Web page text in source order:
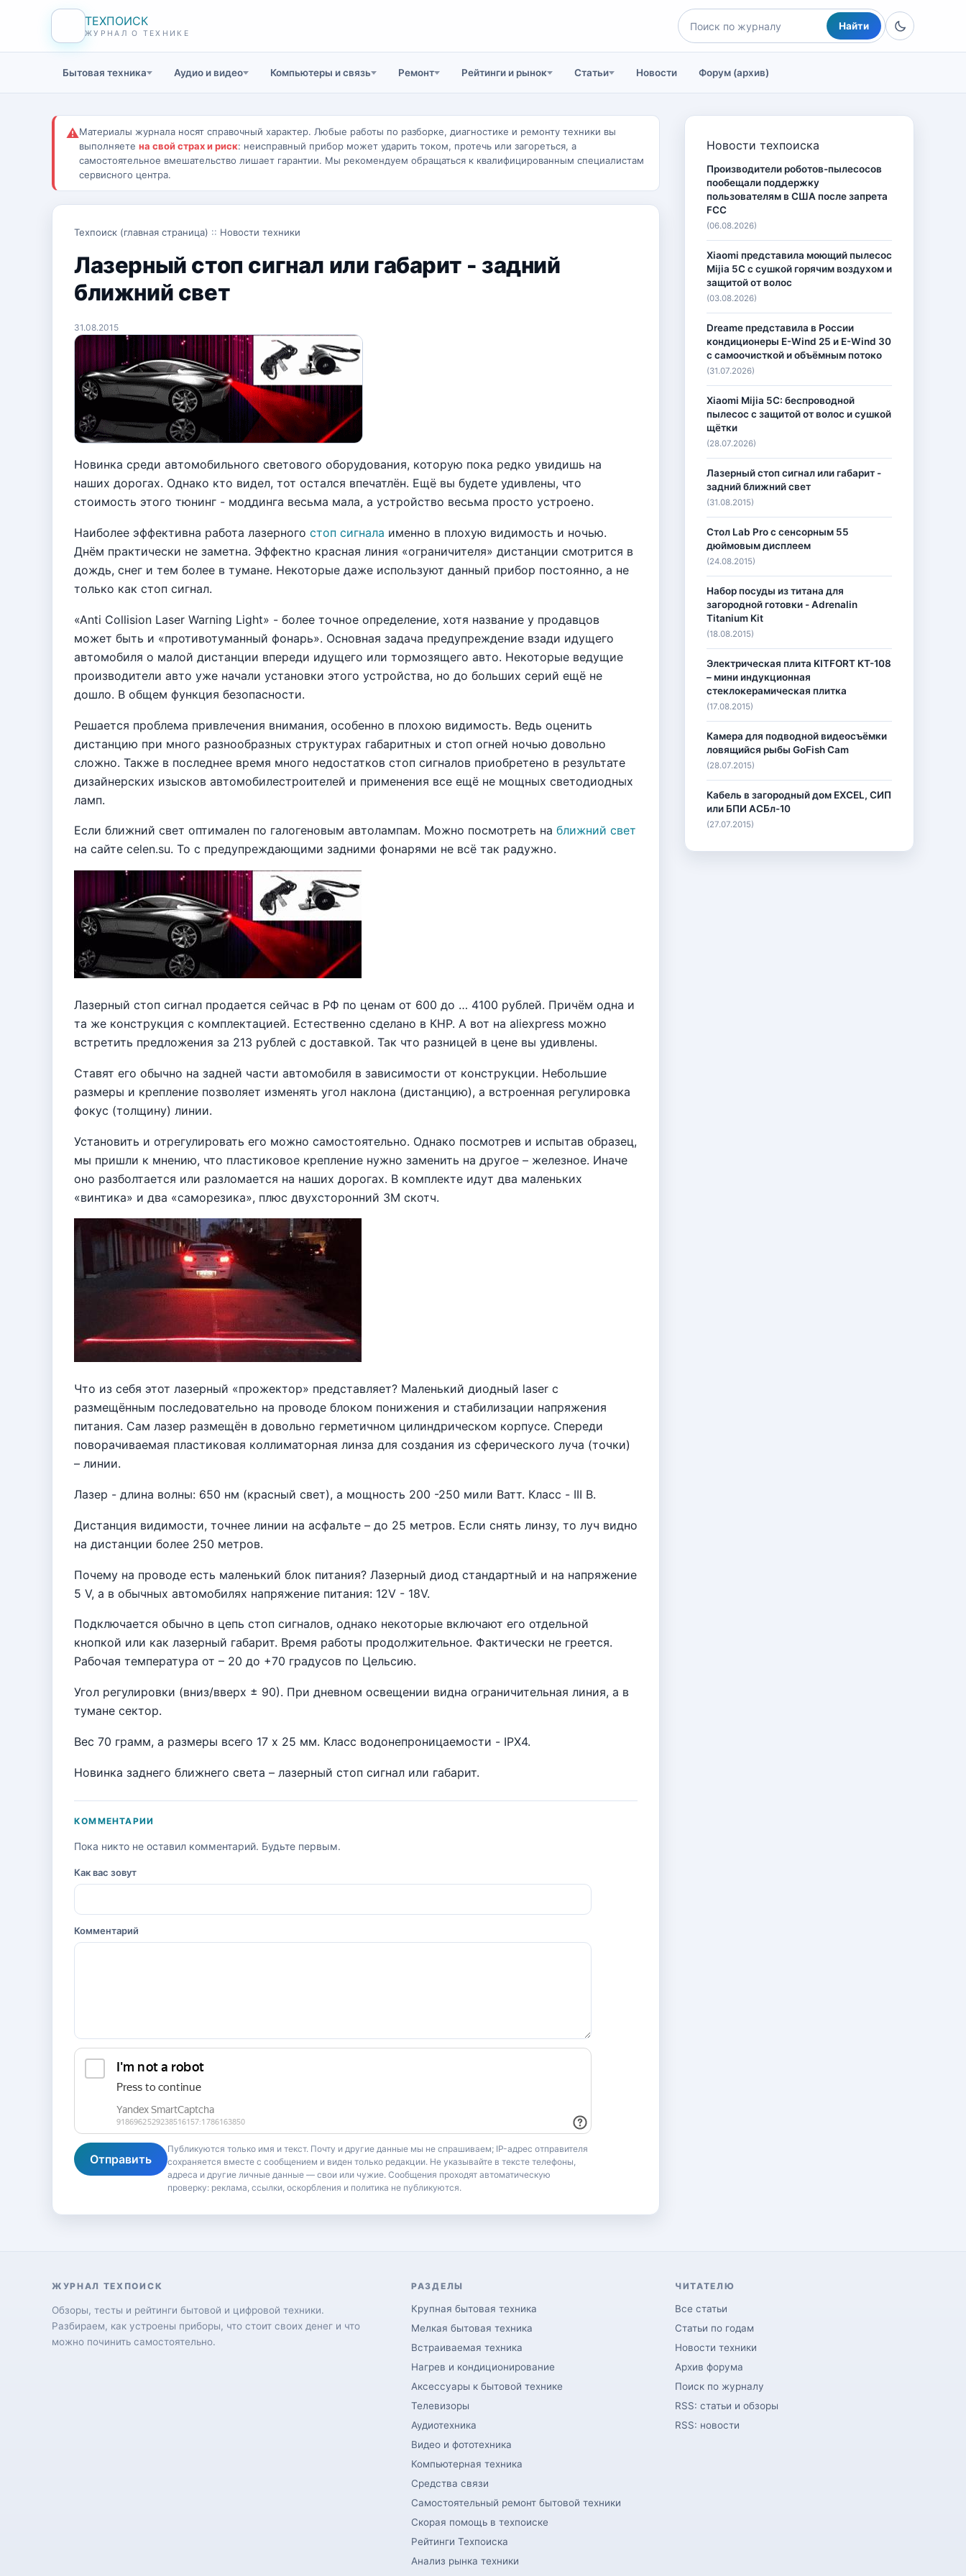
ТЕХПОИСК
ЖУРНАЛ О ТЕХНИКЕ
Найти
Бытовая техника Аудио и видео Компьютеры и связь Ремонт Рейтинги и рынок Статьи Новости Форум (архив)
⚠Материалы журнала носят справочный характер. Любые работы по разборке, диагностике и ремонту техники вы
выполняете на свой страх и риск: неисправный прибор может ударить током, протечь или загореться, а
самостоятельное вмешательство лишает гарантии. Мы рекомендуем обращаться к квалифицированным специалистам
сервисного центра.
Техпоиск (главная страница) :: Новости техники
Лазерный стоп сигнал или габарит - задний
ближний свет
31.08.2015
Новинка среди автомобильного светового оборудования, которую пока редко увидишь на
наших дорогах. Однако кто видел, тот остался впечатлён. Ещё вы будете удивлены, что
стоимость этого тюнинг - моддинга весьма мала, а устройство весьма просто устроено.
Наиболее эффективна работа лазерного стоп сигнала именно в плохую видимость и ночью.
Днём практически не заметна. Эффектно красная линия «ограничителя» дистанции смотрится в
дождь, снег и тем более в тумане. Некоторые даже используют данный прибор постоянно, а не
только как стоп сигнал.
«Anti Collision Laser Warning Light» - более точное определение, хотя название у продавцов
может быть и «противотуманный фонарь». Основная задача предупреждение взади идущего
автомобиля о малой дистанции впереди идущего или тормозящего авто. Некоторые ведущие
производители авто уже начали установки этого устройства, но до больших серий ещё не
дошло. В общем функция безопасности.
Решается проблема привлечения внимания, особенно в плохою видимость. Ведь оценить
дистанцию при много разнообразных структурах габаритных и стоп огней ночью довольно
сложно. Также в последнее время много недостатков стоп сигналов приобретено в результате
дизайнерских изысков автомобилестроителей и применения все ещё не мощных светодиодных
ламп.
Если ближний свет оптимален по галогеновым автолампам. Можно посмотреть на ближний свет
на сайте celen.su. То с предупреждающими задними фонарями не всё так радужно.
Лазерный стоп сигнал продается сейчас в РФ по ценам от 600 до … 4100 рублей. Причём одна и
та же конструкция с комплектацией. Естественно сделано в КНР. А вот на aliexpress можно
встретить предложения за 213 рублей с доставкой. Так что разницей в цене вы удивлены.
Ставят его обычно на задней части автомобиля в зависимости от конструкции. Небольшие
размеры и крепление позволяет изменять угол наклона (дистанцию), а встроенная регулировка
фокус (толщину) линии.
Установить и отрегулировать его можно самостоятельно. Однако посмотрев и испытав образец,
мы пришли к мнению, что пластиковое крепление нужно заменить на другое – железное. Иначе
оно разболтается или разломается на наших дорогах. В комплекте идут два маленьких
«винтика» и два «саморезика», плюс двухсторонний 3М скотч.
Что из себя этот лазерный «прожектор» представляет? Маленький диодный laser c
размещённым последовательно на проводе блоком понижения и стабилизации напряжения
питания. Сам лазер размещён в довольно герметичном цилиндрическом корпусе. Спереди
поворачиваемая пластиковая коллиматорная линза для создания из сферического луча (точки)
– линии.
Лазер - длина волны: 650 нм (красный свет), а мощность 200 -250 мили Ватт. Класс - III B.
Дистанция видимости, точнее линии на асфальте – до 25 метров. Если снять линзу, то луч видно
на дистанции более 250 метров.
Почему на проводе есть маленький блок питания? Лазерный диод стандартный и на напряжение
5 V, а в обычных автомобилях напряжение питания: 12V - 18V.
Подключается обычно в цепь стоп сигналов, однако некоторые включают его отдельной
кнопкой или как лазерный габарит. Время работы продолжительное. Фактически не греется.
Рабочая температура от – 20 до +70 градусов по Цельсию.
Угол регулировки (вниз/вверх ± 90). При дневном освещении видна ограничительная линия, а в
тумане сектор.
Вес 70 грамм, а размеры всего 17 х 25 мм. Класс водонепроницаемости - IPX4.
Новинка заднего ближнего света – лазерный стоп сигнал или габарит.
КОММЕНТАРИИ
Пока никто не оставил комментарий. Будьте первым.
Как вас зовут
Комментарий
Отправить
Публикуются только имя и текст. Почту и другие данные мы не спрашиваем; IP-адрес отправителя
сохраняется вместе с сообщением и виден только редакции. Не указывайте в тексте телефоны,
адреса и другие личные данные — свои или чужие. Сообщения проходят автоматическую
проверку: реклама, ссылки, оскорбления и политика не публикуются.
Новости техпоиска
Производители роботов-пылесосов
пообещали поддержку
пользователям в США после запрета
FCC
(06.08.2026)
Xiaomi представила моющий пылесос
Mijia 5C с сушкой горячим воздухом и
защитой от волос
(03.08.2026)
Dreame представила в России
кондиционеры E-Wind 25 и E-Wind 30
с самоочисткой и объёмным потоко
(31.07.2026)
Xiaomi Mijia 5C: беспроводной
пылесос с защитой от волос и сушкой
щётки
(28.07.2026)
Лазерный стоп сигнал или габарит -
задний ближний свет
(31.08.2015)
Стол Lab Pro с сенсорным 55
дюймовым дисплеем
(24.08.2015)
Набор посуды из титана для
загородной готовки - Adrenalin
Titanium Kit
(18.08.2015)
Электрическая плита KITFORT КТ-108
– мини индукционная
стеклокерамическая плитка
(17.08.2015)
Камера для подводной видеосъёмки
ловящийся рыбы GoFish Cam
(28.07.2015)
Кабель в загородный дом EXCEL, СИП
или БПИ АСБл-10
(27.07.2015)
ЖУРНАЛ ТЕХПОИСК
Обзоры, тесты и рейтинги бытовой и цифровой техники.
Разбираем, как устроены приборы, что стоит своих денег и что
можно починить самостоятельно.
РАЗДЕЛЫ
Крупная бытовая техника
Мелкая бытовая техника
Встраиваемая техника
Нагрев и кондиционирование
Аксессуары к бытовой технике
Телевизоры
Аудиотехника
Видео и фототехника
Компьютерная техника
Средства связи
Самостоятельный ремонт бытовой техники
Скорая помощь в техпоиске
Рейтинги Техпоиска
Анализ рынка техники
ЧИТАТЕЛЮ
Все статьи
Статьи по годам
Новости техники
Архив форума
Поиск по журналу
RSS: статьи и обзоры
RSS: новости